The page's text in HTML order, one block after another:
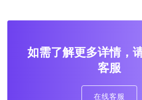
如需了解更多详情，
客服
在线客服